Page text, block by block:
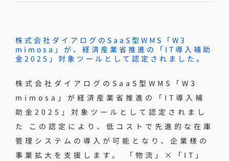
株式会社ダイアログのSaaS型WMS「W3
mimosa」が、経済産業省推進の「IT導入補助
金2025」対象ツールとして認定されました。
株式会社ダイアログのSaaS型WMS「W3
mimosa」が経済産業省推進の「IT導入補
助金2025」対象ツールとして認定されまし
た この認定により、低コストで先進的な在庫
管理システムの導入が可能となり、企業様の
事業拡大を支援します。 「物流」×「IT」